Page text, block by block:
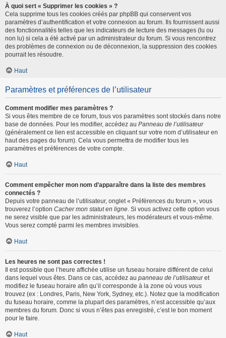
À quoi sert « Supprimer les cookies » ?
Cela supprime tous les cookies créés par phpBB qui conservent vos
paramètres d’authentification et votre connexion au forum. Ils fournissent aussi
des fonctionnalités telles que les indicateurs de lecture des messages (lu ou
non lu) si cela a été activé par un administrateur du forum. Si vous rencontrez
des problèmes de connexion ou de déconnexion, la suppression des cookies
pourrait les résoudre.
Haut
Paramètres et préférences de l’utilisateur
Comment modifier mes paramètres ?
Si vous êtes membre de ce forum, tous vos paramètres sont stockés dans notre
base de données. Pour les modifier, accédez au Panneau de l’utilisateur
(généralement ce lien est accessible en cliquant sur votre nom d’utilisateur en
haut des pages du forum). Cela vous permettra de modifier tous les
paramètres et préférences de votre compte.
Haut
Comment empêcher mon nom d’apparaître dans la liste des membres
connectés ?
Depuis votre panneau de l’utilisateur, onglet « Préférences du forum », vous
trouverez l’option Cacher mon statut en ligne. Si vous activez cette option vous
ne serez visible que par les administrateurs, les modérateurs et vous-même.
Vous serez compté parmi les membres invisibles.
Haut
Les heures ne sont pas correctes !
Il est possible que l’heure affichée utilise un fuseau horaire différent de celui
dans lequel vous êtes. Dans ce cas, accédez au panneau de l’utilisateuret
modifiez le fuseau horaire afin qu’il corresponde à la zone où vous vous
trouvez (ex : Londres, Paris, New York, Sydney, etc.). Notez que la modification
du fuseau horaire, comme la plupart des paramètres, n’est accessible qu’aux
membres du forum. Donc si vous n’êtes pas enregistré, c’est le bon moment
pour le faire.
Haut